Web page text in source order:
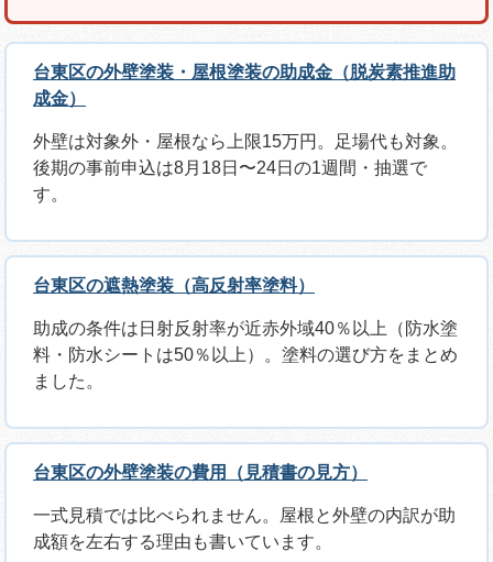
台東区の外壁塗装・屋根塗装の助成金（脱炭素推進助
成金）
外壁は対象外・屋根なら上限15万円。足場代も対象。
後期の事前申込は8月18日〜24日の1週間・抽選で
す。
台東区の遮熱塗装（高反射率塗料）
助成の条件は日射反射率が近赤外域40％以上（防水塗
料・防水シートは50％以上）。塗料の選び方をまとめ
ました。
台東区の外壁塗装の費用（見積書の見方）
一式見積では比べられません。屋根と外壁の内訳が助
成額を左右する理由も書いています。